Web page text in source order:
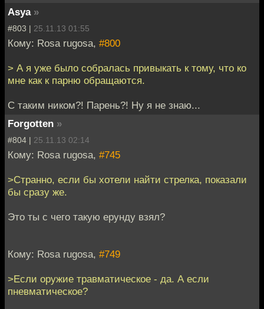
Asya »
#803 | 25.11.13 01:55
Кому: Rosa rugosa, #800
> А я уже было собралась привыкать к тому, что ко
мне как к парню обращаются.
С таким ником?! Парень?! Ну я не знаю...
Forgotten »
#804 | 25.11.13 02:14
Кому: Rosa rugosa, #745
>Странно, если бы хотели найти стрелка, показали
бы сразу же.
Это ты с чего такую ерунду взял?
Кому: Rosa rugosa, #749
>Если оружие травматическое - да. А если
пневматическое?